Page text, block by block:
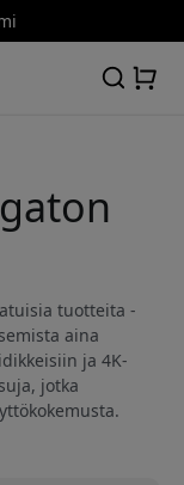
tuotteita -
aina
ja 4K-
jotka